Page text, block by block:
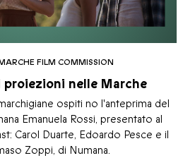
FILM COMMISSION
proiezioni nelle Marche
ospiti no l'anteprima del
Emanuela Rossi, presentato al
Carol Duarte, Edoardo Pesce e il
Zoppi, di Numana.